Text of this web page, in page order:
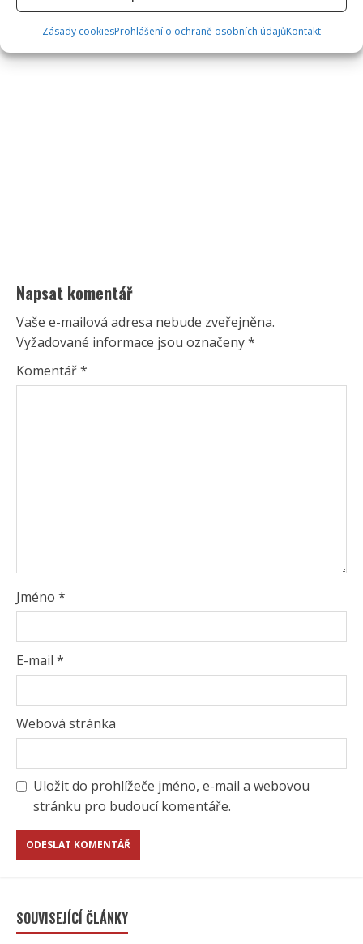
Zásady cookiesProhlášení o ochraně osobních údajůKontakt
Napsat komentář
Vaše e-mailová adresa nebude zveřejněna.
Vyžadované informace jsou označeny*
Komentář*
Jméno *
E-mail *
Webová stránka
Uložit do prohlížeče jméno, e-mail a webovou
stránku pro budoucí komentáře.
SOUVISEJÍCÍ ČLÁNKY